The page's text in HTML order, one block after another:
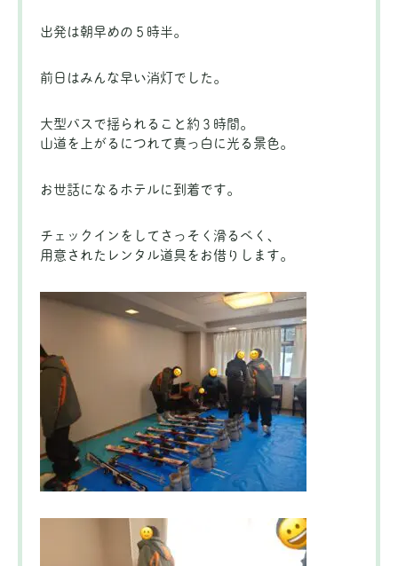
出発は朝早めの５時半。
前日はみんな早い消灯でした。
大型バスで揺られること約３時間。
山道を上がるにつれて真っ白に光る景色。
お世話になるホテルに到着です。
チェックインをしてさっそく滑るべく、
用意されたレンタル道具をお借りします。